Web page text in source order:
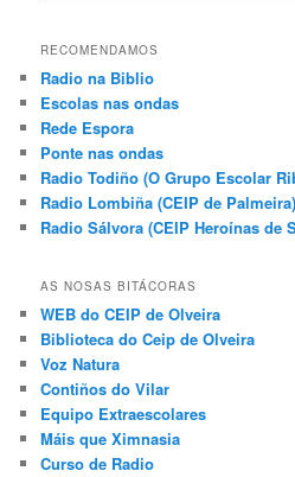
RECOMENDAMOS
Radio na Biblio
Escolas nas ondas
Rede Espora
Ponte nas ondas
Radio Todiño (O Grupo Escolar
Radio Lombiña (CEIP de Palmeira)
Radio Sálvora (CEIP Heroínas de
AS NOSAS BITÁCORAS
WEB do CEIP de Olveira
Biblioteca do Ceip de Olveira
Voz Natura
Contiños do Vilar
Equipo Extraescolares
Máis que Ximnasia
Curso de Radio